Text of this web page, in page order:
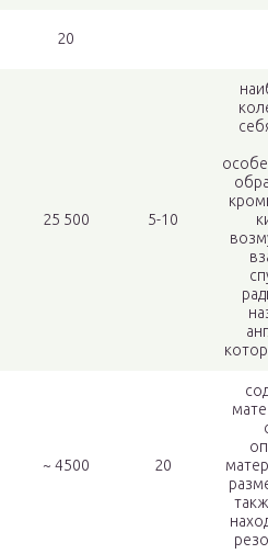
20
25 500 5-10
~ 4500 20